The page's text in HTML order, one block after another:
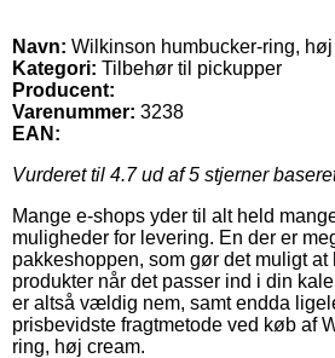
Navn: Wilkinson humbucker-ring,
Kategori: Tilbehør til pickupper
Producent:
Varenummer: 3238
EAN:
Vurderet til 4.7ud af 5 stjerner
Mange e-shops yder til alt held
muligheder for levering. En der er
pakkeshoppen, som gør det muligt at
produkter når det passer ind i din
er altså vældig nem, samt endda
prisbevidste fragtmetode ved køb af
ring, høj cream.